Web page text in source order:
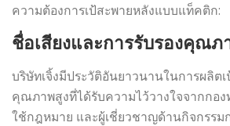
ความต้องการเป้สะพายหลังแบบแท็คติก:
ชื่อเสียงและการรับรองคุณภ
บริษัทเจิ้งมีประวัติอันยาวนานในการผลิต
คุณภาพสูงที่ได้รับความไว้วางใจจากกอง
ใช้กฎหมาย และผู้เชี่ยวชาญด้านกิจกรรม